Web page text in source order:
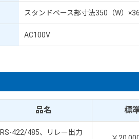
スタンドベース部寸法350（W）
AC100V
品名 標
RS-422/485、リレー出力